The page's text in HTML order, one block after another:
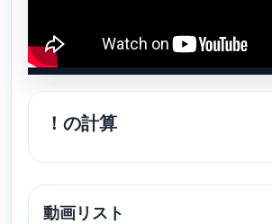
！の計算
動画リスト